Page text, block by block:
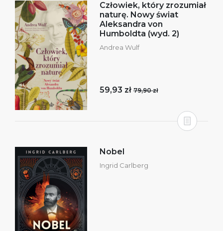
Człowiek, który zrozumiał
naturę. Nowy świat
Aleksandra von
Humboldta (wyd. 2)
Andrea Wulf
59,93 zł 79,90 zł
Nobel
Ingrid Carlberg